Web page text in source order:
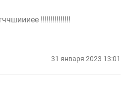
!!!!!!!!!!!!!!!
31 января 2023 13:01